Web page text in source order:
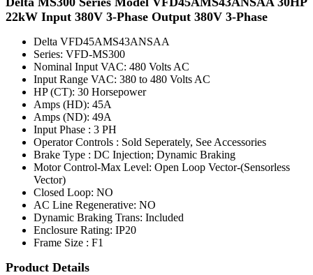
22kW Input 380V 3-Phase Output 380V 3-Phase
Delta VFD45AMS43ANSAA
Series: VFD-MS300
Nominal Input VAC: 480 Volts AC
Input Range VAC: 380 to 480 Volts AC
HP (CT): 30 Horsepower
Amps (HD): 45A
Amps (ND): 49A
Input Phase : 3 PH
Operator Controls : Sold Seperately, See Accessories
Brake Type : DC Injection; Dynamic Braking
Motor Control-Max Level: Open Loop Vector-(Sensorless
Vector)
Closed Loop: NO
AC Line Regenerative: NO
Dynamic Braking Trans: Included
Enclosure Rating: IP20
Frame Size : F1
Product Details